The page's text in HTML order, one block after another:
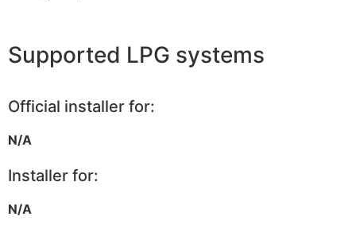
Supported LPG systems
Official installer for:
N/A
Installer for:
N/A